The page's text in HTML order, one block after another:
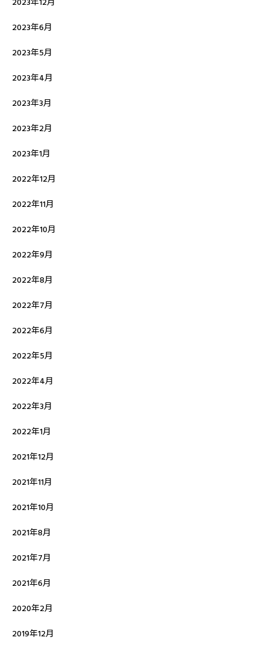
2023年12月
2023年6月
2023年5月
2023年4月
2023年3月
2023年2月
2023年1月
2022年12月
2022年11月
2022年10月
2022年9月
2022年8月
2022年7月
2022年6月
2022年5月
2022年4月
2022年3月
2022年1月
2021年12月
2021年11月
2021年10月
2021年8月
2021年7月
2021年6月
2020年2月
2019年12月